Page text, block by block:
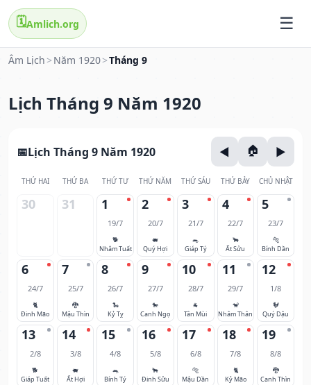
🗓️Amlich.org
Âm Lịch > Năm 1920>Tháng 9
Lịch Tháng 9 Năm 1920
Lịch Tháng 9 Năm 1920
THỨ HAI THỨ BA THỨ TƯ THỨ NĂM THỨ SÁU THỨ BẢY CHỦ NHẬT
30 31 1
19/7
🐕
Nhâm Tuất
2
20/7
🐖
Quý Hợi
3
21/7
🐀
Giáp Tý
4
22/7
🐂
Ất Sửu
5
23/7
🐅
Bính Dần
6
24/7
🐈
Đinh Mão
7
25/7
🐉
Mậu Thìn
8
26/7
🐍
Kỷ Tỵ
9
27/7
🐎
Canh Ngọ
10
28/7
🐐
Tân Mùi
11
29/7
🐒
Nhâm Thân
12
1/8
🐓
Quý Dậu
13
2/8
🐕
Giáp Tuất
14
3/8
🐖
Ất Hợi
15
4/8
🐀
Bính Tý
16
5/8
🐂
Đinh Sửu
17
6/8
🐅
Mậu Dần
18
7/8
🐈
Kỷ Mão
19
8/8
🐉
Canh Thìn